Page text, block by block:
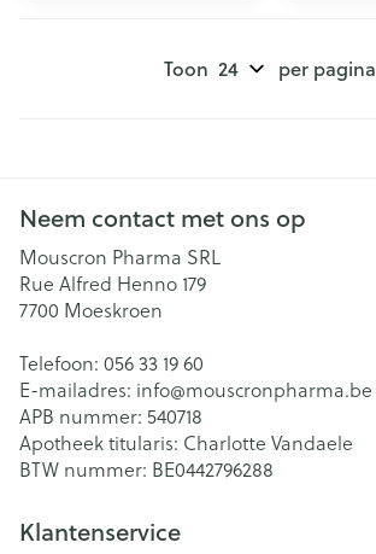
Toon per pagina
Neem contact met ons op
Mouscron Pharma SRL
Rue Alfred Henno 179
7700 Moeskroen
Telefoon: 056 33 19 60
E-mailadres: info@mouscronpharma.be
APB nummer: 540718
Apotheek titularis: Charlotte Vandaele
BTW nummer: BE0442796288
Klantenservice